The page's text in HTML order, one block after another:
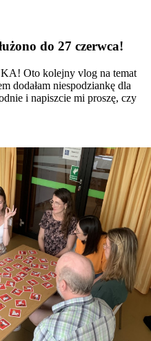
do 27 czerwca!
Oto kolejny vlog na temat
dodałam niespodziankę dla
i napiszcie mi proszę, czy